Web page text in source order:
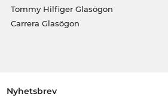
Tommy Hilfiger Glasögon
Carrera Glasögon
Nyhetsbrev